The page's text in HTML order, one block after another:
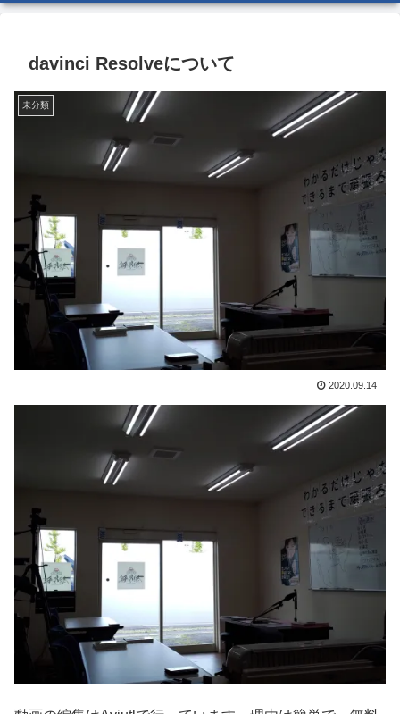
davinci Resolveについて
未分類
2020.09.14